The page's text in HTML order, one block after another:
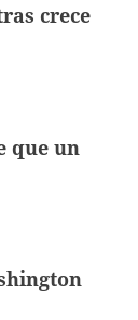
crece
que un